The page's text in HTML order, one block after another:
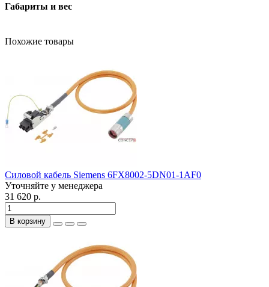
Габариты и вес
Похожие товары
Силовой кабель Siemens 6FX8002-5DN01-1AF0
Уточняйте у менеджера
31 620 р.
В корзину